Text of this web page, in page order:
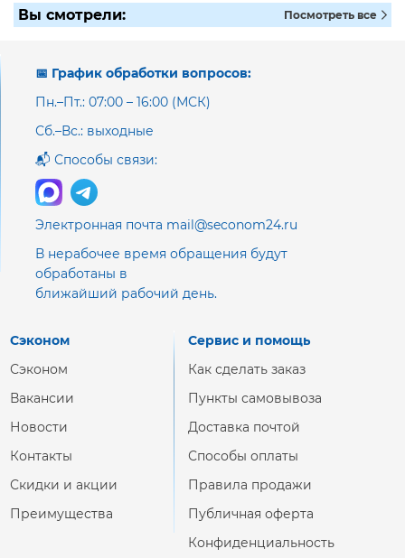
Вы смотрели: Посмотреть все
📅 График обработки вопросов:
Пн.–Пт.: 07:00 – 16:00 (МСК)
Сб.–Вс.: выходные
📬 Способы связи:
Электронная почта mail@seconom24.ru
В нерабочее время обращения будут
обработаны в
ближайший рабочий день.
Сэконом
Сэконом
Вакансии
Новости
Контакты
Скидки и акции
Преимущества
Сервис и помощь
Как сделать заказ
Пункты самовывоза
Доставка почтой
Способы оплаты
Правила продажи
Публичная оферта
Конфиденциальность